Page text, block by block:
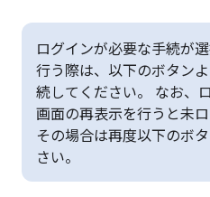
ログインが必要な手続が
行う際は、以下のボタン
続してください。 なお、
画面の再表示を行うと未
その場合は再度以下のボ
さい。